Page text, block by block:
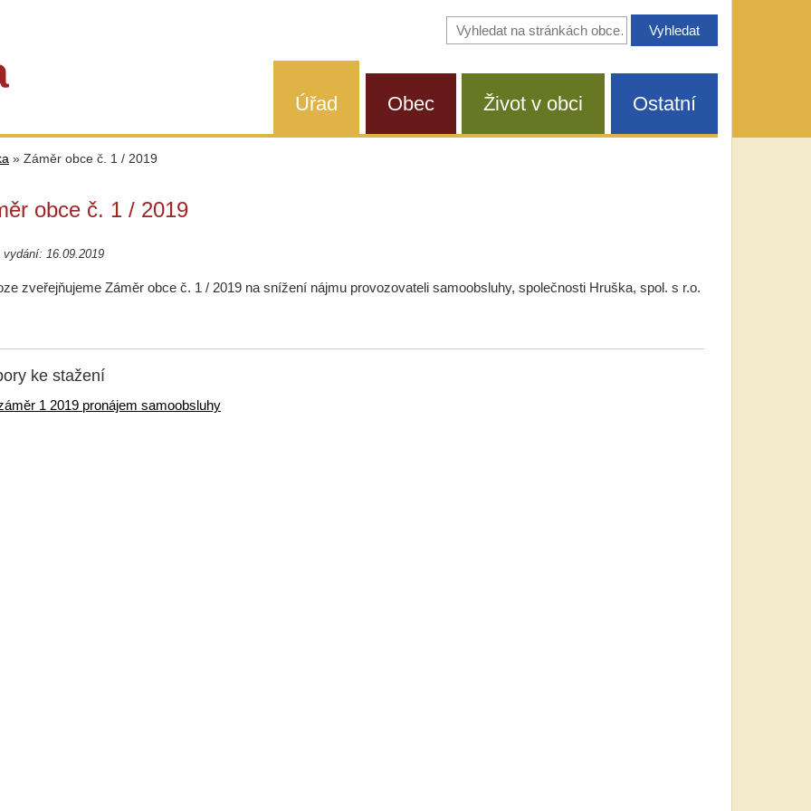
Vyhledávání
na
Úřad Obec Život v obci Ostatní
» Záměr obce č. 1 / 2019
obce č. 1 / 2019
vydání: 16.09.2019
zveřejňujeme Záměr obce č. 1 / 2019 na snížení nájmu provozovateli samoobsluhy, společnosti Hruška, spol. s r.o.
ke stažení
1 2019 pronájem samoobsluhy